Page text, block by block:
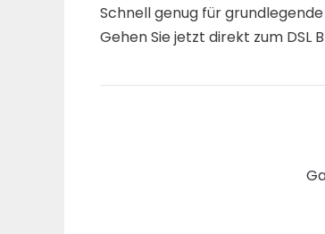
Schnell genug für
Gehen Sie jetzt direkt zum DSL